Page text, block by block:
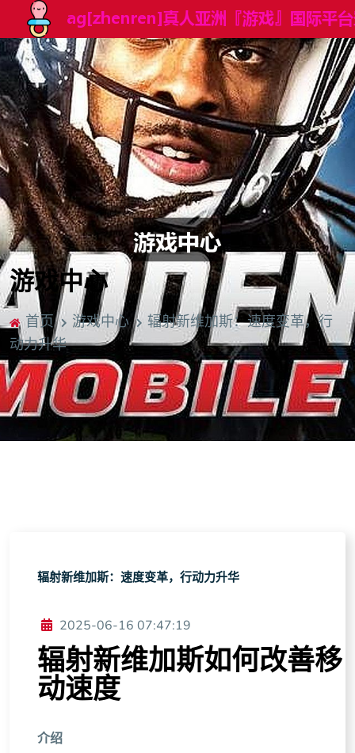
游戏中心
首页 游戏中心
辐射新维加斯：速度变革，行
动力升华
辐射新维加斯：速度变革，行动力升华
2025-06-16 07:47:19
辐射新维加斯如何改善移
动速度
介绍